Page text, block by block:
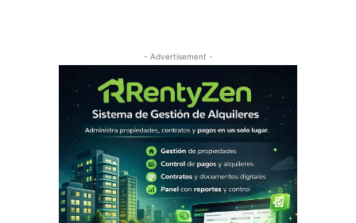
- Advertisement -